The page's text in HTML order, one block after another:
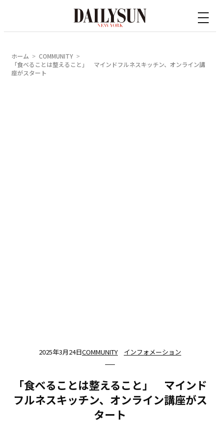
ホーム
COMMUNITY
「食べることは整えること」 マインドフルネスキッチン、オンライン講
座がスタート
2025年3月24日COMMUNITY インフォメーション
「食べることは整えること」 マインド
フルネスキッチン、オンライン講座がス
タート